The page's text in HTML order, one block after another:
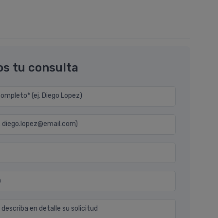
tu consulta
(ej. Diego Lopez)
diego.lopez@email.com)
en detalle su solicitud